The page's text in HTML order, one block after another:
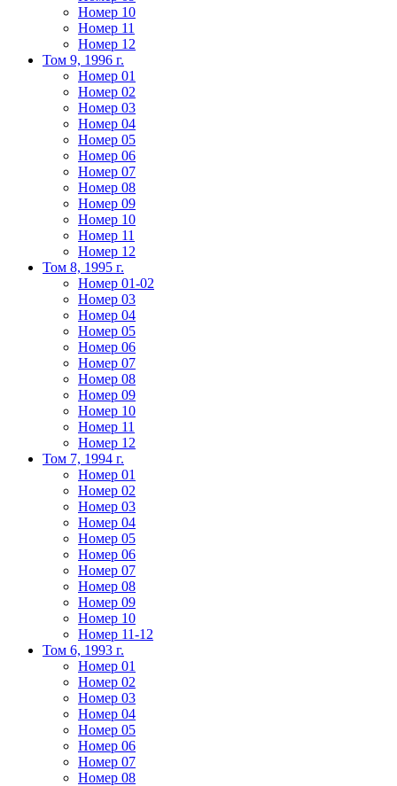
Номер 10
Номер 11
Номер 12
Том 9, 1996 г.
Номер 01
Номер 02
Номер 03
Номер 04
Номер 05
Номер 06
Номер 07
Номер 08
Номер 09
Номер 10
Номер 11
Номер 12
Том 8, 1995 г.
Номер 01-02
Номер 03
Номер 04
Номер 05
Номер 06
Номер 07
Номер 08
Номер 09
Номер 10
Номер 11
Номер 12
Том 7, 1994 г.
Номер 01
Номер 02
Номер 03
Номер 04
Номер 05
Номер 06
Номер 07
Номер 08
Номер 09
Номер 10
Номер 11-12
Том 6, 1993 г.
Номер 01
Номер 02
Номер 03
Номер 04
Номер 05
Номер 06
Номер 07
Номер 08